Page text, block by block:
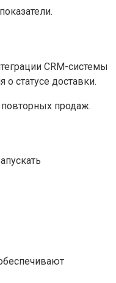
CRM-системы
статусе доставки.
повторных продаж.